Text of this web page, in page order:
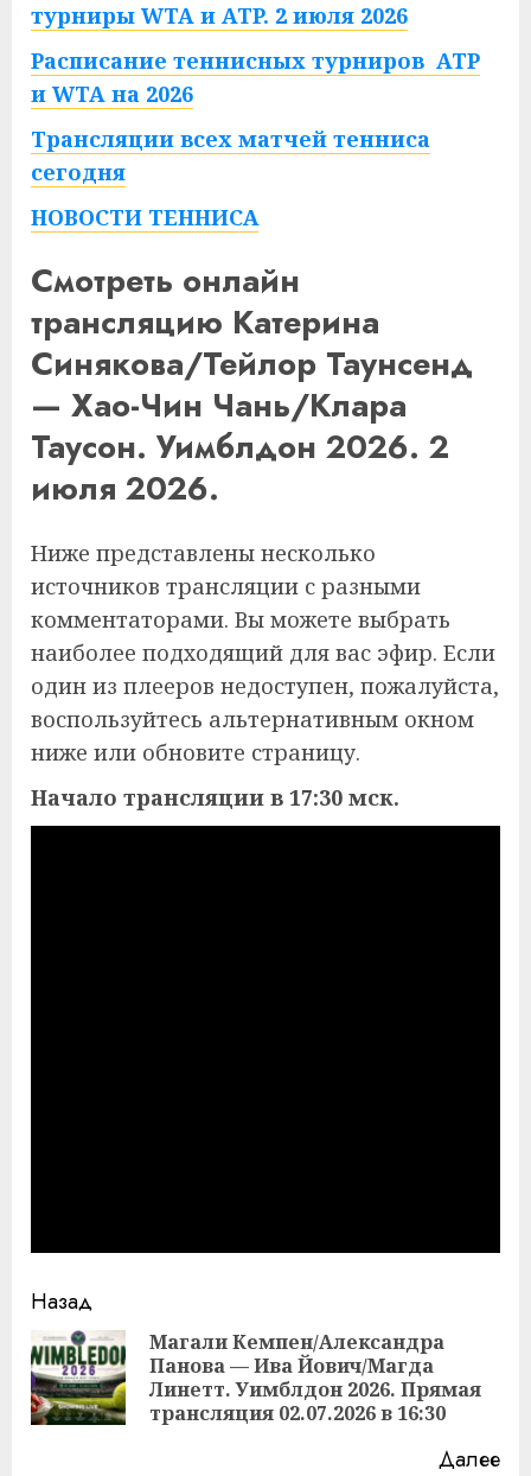
турниры WTA и ATP. 2 июля 2026
Расписание теннисных турниров ATP
и WTA на 2026
Трансляции всех матчей тенниса
сегодня
НОВОСТИ ТЕННИСА
Смотреть онлайн
трансляцию Катерина
Синякова/Тейлор Таунсенд
— Хао-Чин Чань/Клара
Таусон. Уимблдон 2026. 2
июля 2026.
Ниже представлены несколько
источников трансляции с разными
комментаторами. Вы можете выбрать
наиболее подходящий для вас эфир. Если
один из плееров недоступен, пожалуйста,
воспользуйтесь альтернативным окном
ниже или обновите страницу.
Начало трансляции в 17:30 мск.
Продолжить
чтение
Назад
Магали Кемпен/Александра
Панова — Ива Йович/Магда
Линетт. Уимблдон 2026. Прямая
трансляция 02.07.2026 в 16:30
Далее